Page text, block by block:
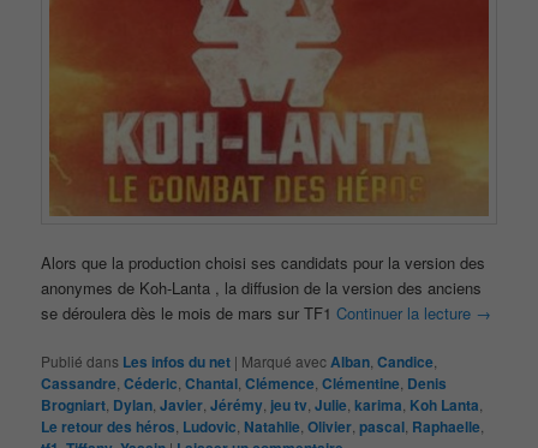
Alors que la production choisi ses candidats pour la version des
anonymes de Koh-Lanta , la diffusion de la version des anciens
se déroulera dès le mois de mars sur TF1Continuer la lecture →
Publié dans Les infos du net | Marqué avecAlban ,Candice
Cassandre ,Céderic ,Chantal ,Clémence ,Clémentine Denis
Brogniart Dylan ,Javier ,Jérémy jeu tv ,Julie ,karima Koh Lanta
Le retour des héros Ludovic Natahlie ,Olivier ,pascal Raphaelle